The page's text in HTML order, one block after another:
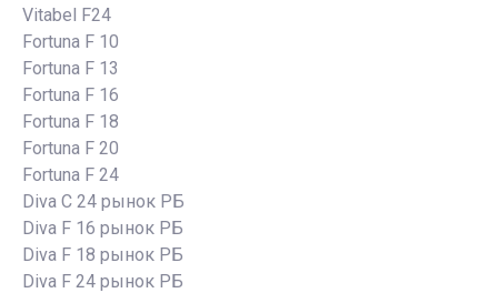
Vitabel F24
Fortuna F 10
Fortuna F 13
Fortuna F 16
Fortuna F 18
Fortuna F 20
Fortuna F 24
Diva C 24 рынок РБ
Diva F 16 рынок РБ
Diva F 18 рынок РБ
Diva F 24 рынок РБ